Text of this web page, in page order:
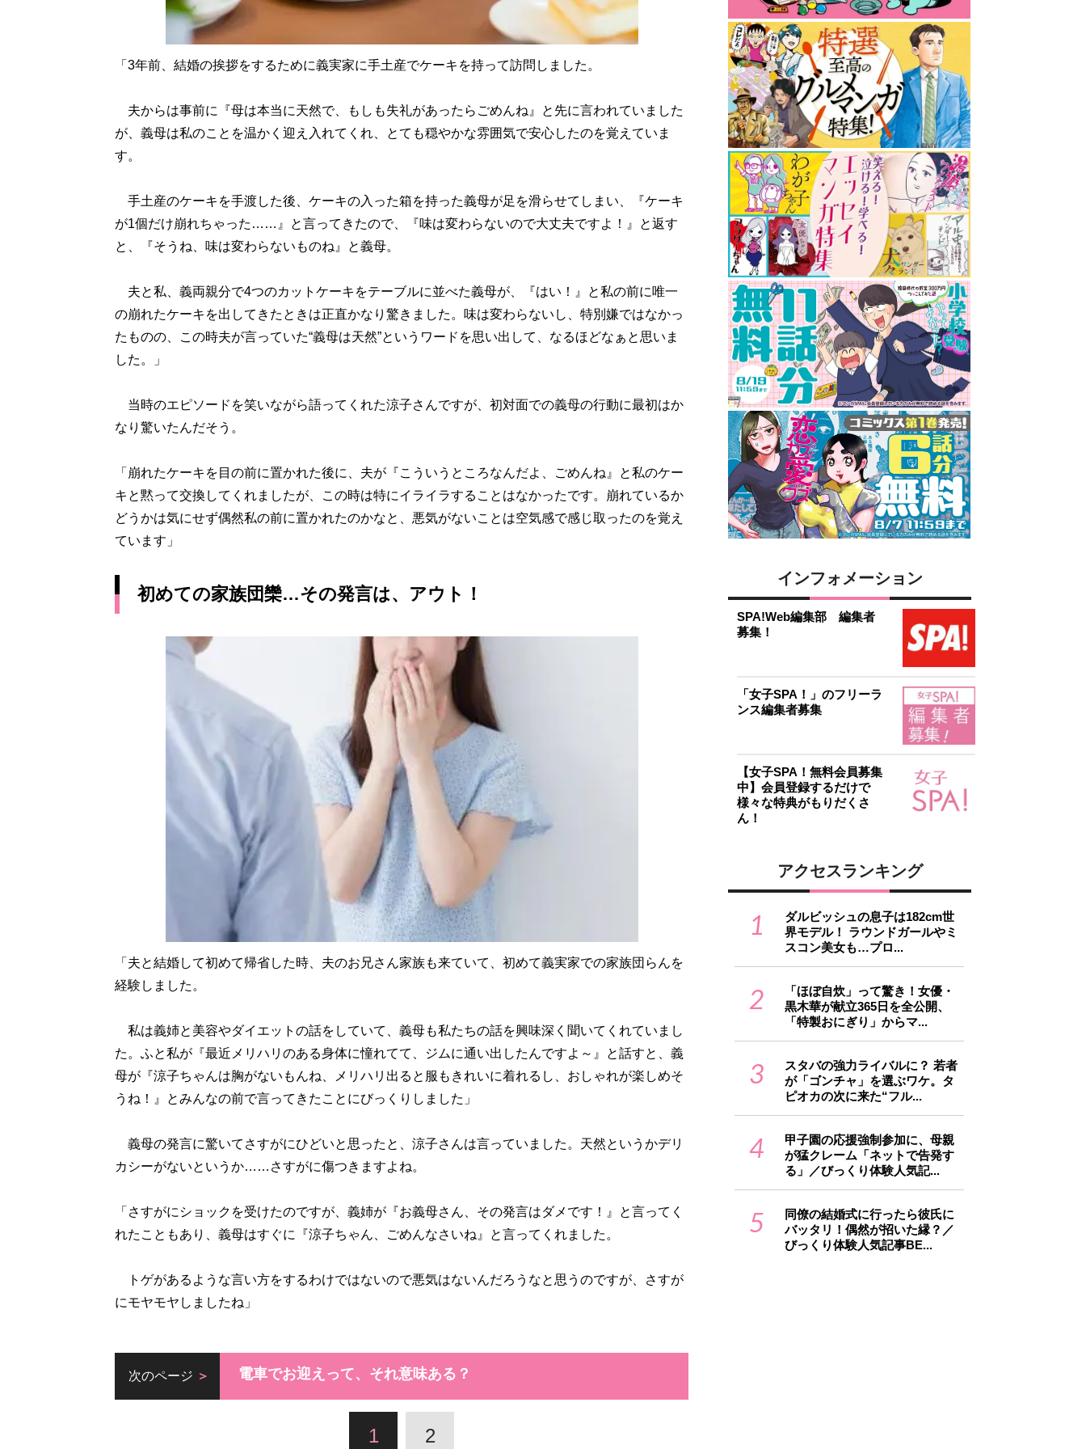
「3年前、結婚の挨拶をするために義実家に手土産でケーキを持って訪問しました。
夫からは事前に『母は本当に天然で、もしも失礼があったらごめんね』と先に言われていました
が、義母は私のことを温かく迎え入れてくれ、とても穏やかな雰囲気で安心したのを覚えていま
す。
手土産のケーキを手渡した後、ケーキの入った箱を持った義母が足を滑らせてしまい、『ケーキ
が1個だけ崩れちゃった……』と言ってきたので、『味は変わらないので大丈夫ですよ！』と返す
と、『そうね、味は変わらないものね』と義母。
夫と私、義両親分で4つのカットケーキをテーブルに並べた義母が、『はい！』と私の前に唯一
の崩れたケーキを出してきたときは正直かなり驚きました。味は変わらないし、特別嫌ではなかっ
たものの、この時夫が言っていた“義母は天然”というワードを思い出して、なるほどなぁと思いま
した。」
当時のエピソードを笑いながら語ってくれた涼子さんですが、初対面での義母の行動に最初はか
なり驚いたんだそう。
「崩れたケーキを目の前に置かれた後に、夫が『こういうところなんだよ、ごめんね』と私のケー
キと黙って交換してくれましたが、この時は特にイライラすることはなかったです。崩れているか
どうかは気にせず偶然私の前に置かれたのかなと、悪気がないことは空気感で感じ取ったのを覚え
ています」
初めての家族団欒…その発言は、アウト！
「夫と結婚して初めて帰省した時、夫のお兄さん家族も来ていて、初めて義実家での家族団らんを
経験しました。
私は義姉と美容やダイエットの話をしていて、義母も私たちの話を興味深く聞いてくれていまし
た。ふと私が『最近メリハリのある身体に憧れてて、ジムに通い出したんですよ～』と話すと、義
母が『涼子ちゃんは胸がないもんね、メリハリ出ると服もきれいに着れるし、おしゃれが楽しめそ
うね！』とみんなの前で言ってきたことにびっくりしました」
義母の発言に驚いてさすがにひどいと思ったと、涼子さんは言っていました。天然というかデリ
カシーがないというか……さすがに傷つきますよね。
「さすがにショックを受けたのですが、義姉が『お義母さん、その発言はダメです！』と言ってく
れたこともあり、義母はすぐに『涼子ちゃん、ごめんなさいね』と言ってくれました。
トゲがあるような言い方をするわけではないので悪気はないんだろうなと思うのですが、さすが
にモヤモヤしましたね」
次のページ 電車でお迎えって、それ意味ある？
1 2
インフォメーション
SPA!Web編集部 編集者
募集！
「女子SPA！」のフリーラ
ンス編集者募集
【女子SPA！無料会員募集
中】会員登録するだけで
様々な特典がもりだくさ
ん！
アクセスランキング
1
ダルビッシュの息子は182cm世
界モデル！ ラウンドガールやミ
スコン美女も…プロ...
2
「ほぼ自炊」って驚き！女優・
黒木華が献立365日を全公開、
「特製おにぎり」からマ...
3
スタバの強力ライバルに？ 若者
が「ゴンチャ」を選ぶワケ。タ
ピオカの次に来た“フル...
4
甲子園の応援強制参加に、母親
が猛クレーム「ネットで告発す
る」／びっくり体験人気記...
5
同僚の結婚式に行ったら彼氏に
バッタリ！偶然が招いた縁？／
びっくり体験人気記事BE...